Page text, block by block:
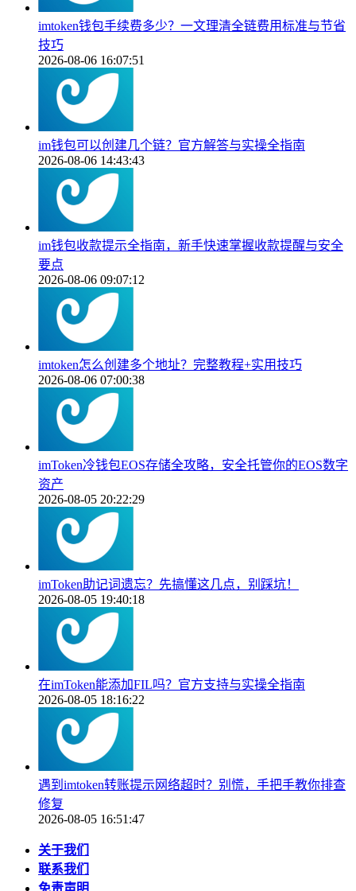
imtoken钱包手续费多少？一文理清全链费用标准与节省
技巧
2026-08-06 16:07:51
im钱包可以创建几个链？官方解答与实操全指南
2026-08-06 14:43:43
im钱包收款提示全指南，新手快速掌握收款提醒与安全
要点
2026-08-06 09:07:12
imtoken怎么创建多个地址？完整教程+实用技巧
2026-08-06 07:00:38
imToken冷钱包EOS存储全攻略，安全托管你的EOS数字
资产
2026-08-05 20:22:29
imToken助记词遗忘？先搞懂这几点，别踩坑！
2026-08-05 19:40:18
在imToken能添加FIL吗？官方支持与实操全指南
2026-08-05 18:16:22
遇到imtoken转账提示网络超时？别慌，手把手教你排查
修复
2026-08-05 16:51:47
关于我们
联系我们
免责声明